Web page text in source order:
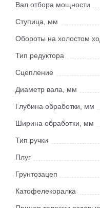
Вал отбора мощности
Ступица, мм
Обороты на холостом
Тип редуктора
Сцепление
Диаметр вала, мм
Глубина обработки, мм
Ширина обработки, мм
Тип ручки
Плуг
Грунтозацеп
Катофелекоралка